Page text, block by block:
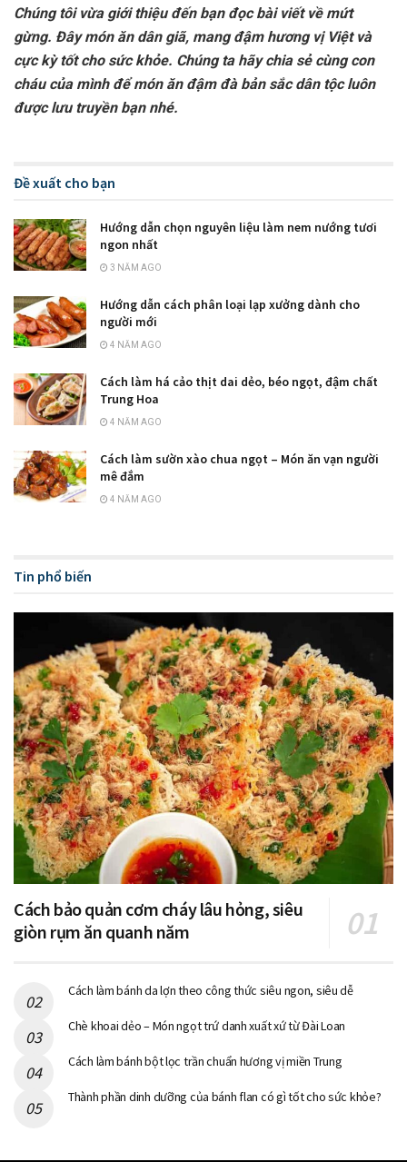
Chúng tôi vừa giới thiệu đến bạn đọc bài viết về mứt
gừng. Đây món ăn dân giã, mang đậm hương vị Việt và
cực kỳ tốt cho sức khỏe. Chúng ta hãy chia sẻ cùng con
cháu của mình để món ăn đậm đà bản sắc dân tộc luôn
được lưu truyền bạn nhé.
Đề xuất cho bạn
Hướng dẫn chọn nguyên liệu làm nem nướng tươi
ngon nhất
3 NĂM AGO
Hướng dẫn cách phân loại lạp xưởng dành cho
người mới
4 NĂM AGO
Cách làm há cảo thịt dai dẻo, béo ngọt, đậm chất
Trung Hoa
4 NĂM AGO
Cách làm sườn xào chua ngọt – Món ăn vạn người
mê đắm
4 NĂM AGO
Tin phổ biến
Cách bảo quản cơm cháy lâu hỏng, siêu
giòn rụm ăn quanh năm
Cách làm bánh da lợn theo công thức siêu ngon, siêu dễ
Chè khoai dẻo – Món ngọt trứ danh xuất xứ từ Đài Loan
Cách làm bánh bột lọc trần chuẩn hương vị miền Trung
Thành phần dinh dưỡng của bánh flan có gì tốt cho sức khỏe?